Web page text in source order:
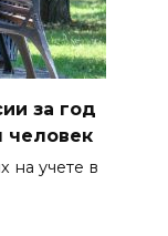
за год
человек
на учете в